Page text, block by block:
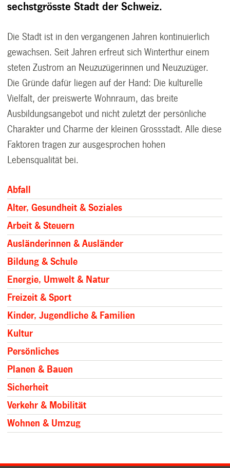
sechstgrösste Stadt der Schweiz.
Die Stadt ist in den vergangenen Jahren kontinuierlich
gewachsen. Seit Jahren erfreut sich Winterthur einem
steten Zustrom an Neuzuzügerinnen und Neuzuzüger.
Die Gründe dafür liegen auf der Hand: Die kulturelle
Vielfalt, der preiswerte Wohnraum, das breite
Ausbildungsangebot und nicht zuletzt der persönliche
Charakter und Charme der kleinen Grossstadt. Alle diese
Faktoren tragen zur ausgesprochen hohen
Lebensqualität bei.
Abfall
Alter, Gesundheit & Soziales
Arbeit & Steuern
Ausländerinnen & Ausländer
Bildung & Schule
Energie, Umwelt & Natur
Freizeit & Sport
Kinder, Jugendliche & Familien
Kultur
Persönliches
Planen & Bauen
Sicherheit
Verkehr & Mobilität
Wohnen & Umzug